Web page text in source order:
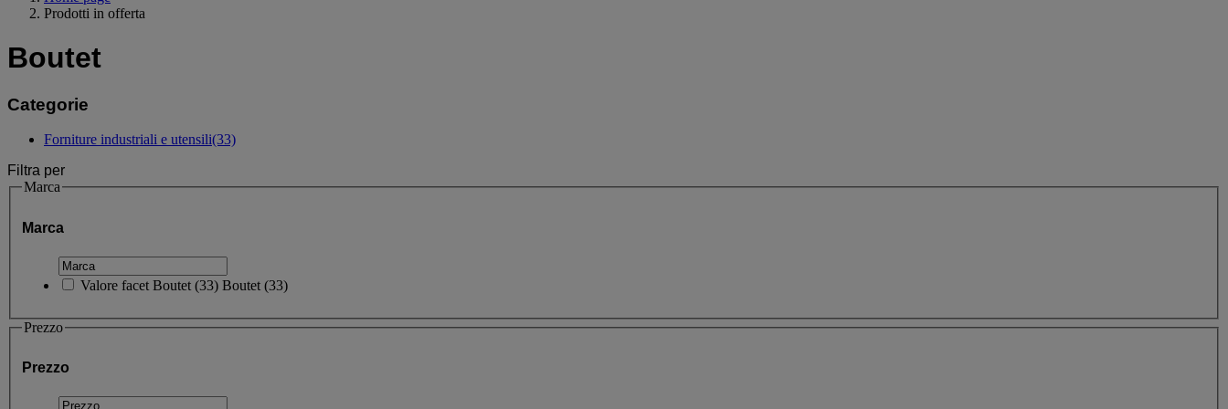
Prodotti in offerta
Boutet
Categorie
Forniture industriali e utensili(33)
Filtra per
Marca
Marca
Valore facet Boutet (33) Boutet (33)
Prezzo
Prezzo